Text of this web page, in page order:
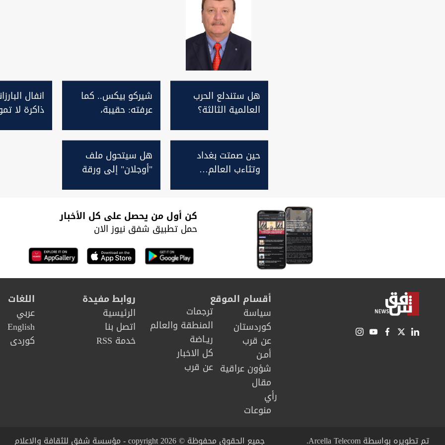
هل ستندلع الحرب
العالمية الثالثة؟
شيركو بيكس.. كما
عرفته: حقيبة،
تفارقه
انفال
ذاكرة لا
حين صمتت بغداد
وتثاءب العالم…
هل سيتحول ملف
"أوجلان" إلى ورقة
كن أول من يحصل على كل الأخبار
حمل تطبيق شفق نيوز الان
أقسام الموقع
سیاسة
كوردستان
عن قرب
أمـن
شؤون عراقية
مقال
رأي
منوعات
ترجمات
المنطقة والعالم
ريـاضة
كل الاخبار
عن قرب
روابط مفيدة
الرئيسية
اتصل بنا
خدمة RSS
اللغات
عربي
English
كوردى
تم تطويره بواسطة Arcella Telecom. جميع الحقوق محفوظة © copyright 2026 - مؤسسة شفق للثقافة والاعلام